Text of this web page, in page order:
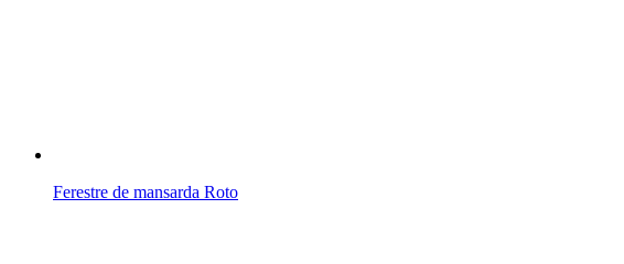
Ferestre de mansarda Roto